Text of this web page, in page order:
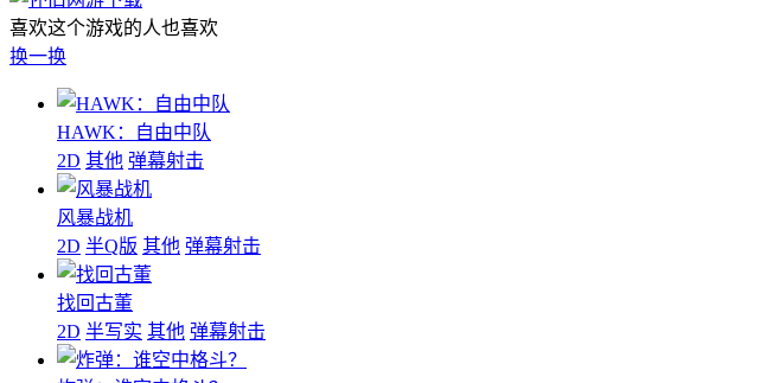
喜欢这个游戏的人也喜欢
换一换
HAWK：自由中队
2D 其他 弹幕射击
风暴战机
2D 半Q版 其他 弹幕射击
找回古董
2D 半写实 其他 弹幕射击